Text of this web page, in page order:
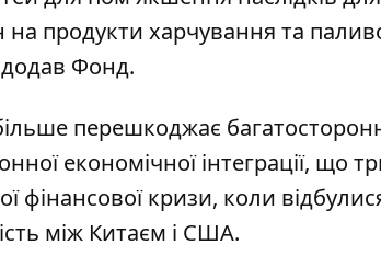
на продукти харчування та
Фонд.
перешкоджає
економічної інтеграції, що
фінансової кризи, коли
між Китаєм і США.